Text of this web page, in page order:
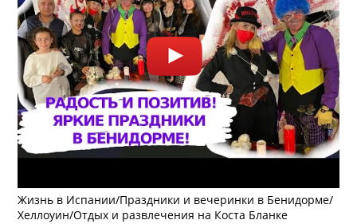
Жизнь в Испании/Праздники и вечеринки в Бенидорме/
Хеллоуин/Отдых и развлечения на Коста Бланке